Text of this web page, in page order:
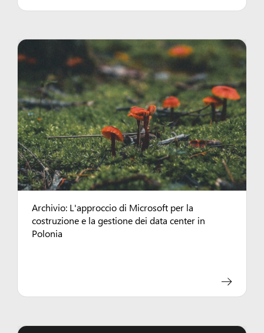
Archivio: L'approccio di Microsoft per la
costruzione e la gestione dei data center in
Polonia